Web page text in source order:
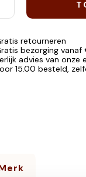
retourneren
bezorging
advies van onze
15.00 besteld,